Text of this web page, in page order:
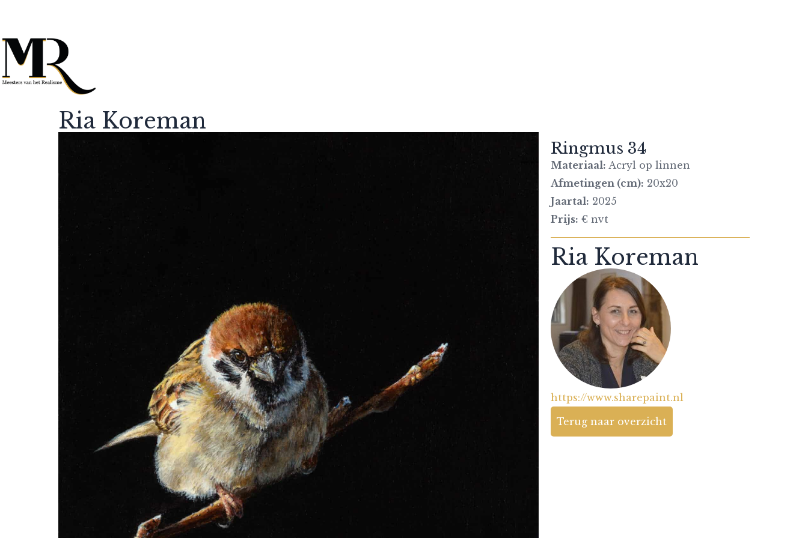
Ria Koreman
Ringmus 34
Materiaal: Acryl op linnen
Afmetingen (cm): 20x20
Jaartal: 2025
Prijs: € nvt
Ria Koreman
https://www.sharepaint.nl
Terug naar overzicht